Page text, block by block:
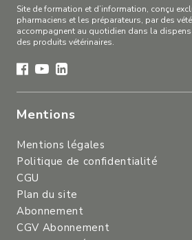
Site de formation et d’information, conçu
pharmaciens et les préparateurs, par des
accompagnent au quotidien dans la
des produits vétérinaires.
Mentions
Mentions légales
Politique de confidentialité
CGU
Plan du site
Abonnement
CGV Abonnement